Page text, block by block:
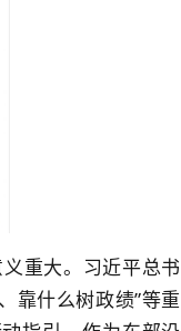
重大。习近平总书
靠什么树政绩”等重